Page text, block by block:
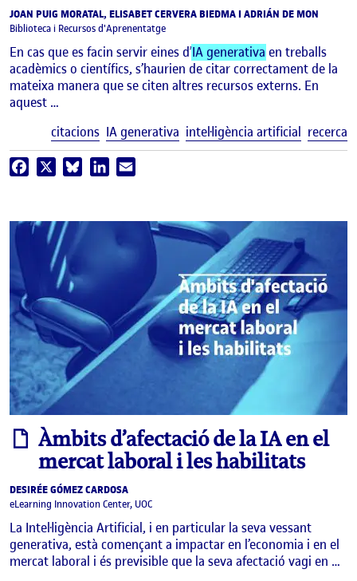
JOAN PUIG MORATAL, ELISABET CERVERA BIEDMA I ADRIÁN DE MON
Biblioteca i Recursos d'Aprenentatge
En cas que es facin servir eines d’IA generativa en treballs
acadèmics o científics, s’haurien de citar correctament de la
mateixa manera que se citen altres recursos externs. En
aquest …
citacions IA generativa intel·ligència artificial recerca
Facebook BlueskyLinkedIn
informe
Àmbits d’afectació de la IA en el
mercat laboral i les habilitats
DESIRÉE GÓMEZ CARDOSA
eLearning Innovation Center, UOC
La Intel·ligència Artificial, i en particular la seva vessant
generativa, està començant a impactar en l’economia i en el
mercat laboral i és previsible que la seva afectació vagi en …